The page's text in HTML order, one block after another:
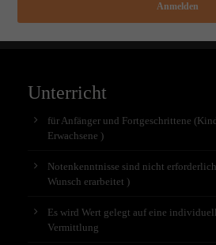
Anmelden
Unterricht
für Anfänger und Fortgeschrittene
Erwachsene )
Notenkenntnisse sind nicht
Wunsch erarbeitet )
Es wird Wert gelegt auf eine
Vermittlung